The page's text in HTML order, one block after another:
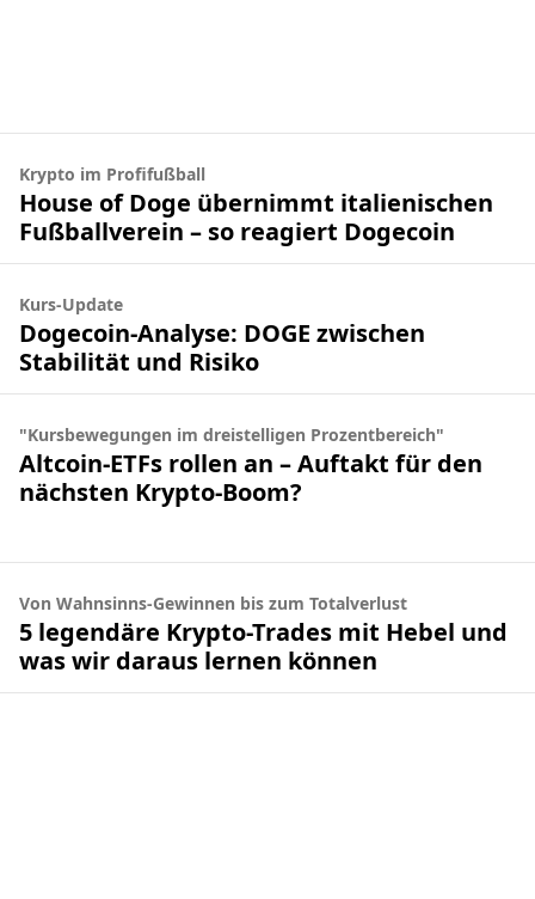
Krypto im Profifußball
House of Doge übernimmt italienischen
Fußballverein – so reagiert Dogecoin
Kurs-Update
Dogecoin-Analyse: DOGE zwischen
Stabilität und Risiko
"Kursbewegungen im dreistelligen Prozentbereich"
Altcoin-ETFs rollen an – Auftakt für den
nächsten Krypto-Boom?
Von Wahnsinns-Gewinnen bis zum Totalverlust
5 legendäre Krypto-Trades mit Hebel und
was wir daraus lernen können